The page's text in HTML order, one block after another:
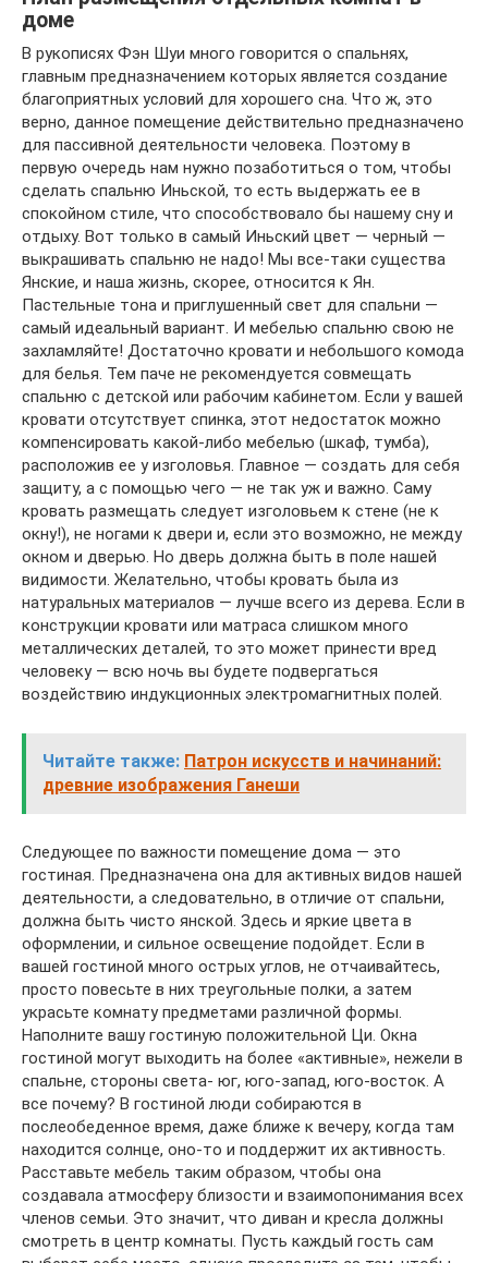
доме
В рукописях Фэн Шуи много говорится о спальнях,
главным предназначением которых является создание
благоприятных условий для хорошего сна. Что ж, это
верно, данное помещение действительно предназначено
для пассивной деятельности человека. Поэтому в
первую очередь нам нужно позаботиться о том, чтобы
сделать спальню Иньской, то есть выдержать ее в
спокойном стиле, что способствовало бы нашему сну и
отдыху. Вот только в самый Иньский цвет — черный —
выкрашивать спальню не надо! Мы все-таки существа
Янские, и наша жизнь, скорее, относится к Ян.
Пастельные тона и приглушенный свет для спальни —
самый идеальный вариант. И мебелью спальню свою не
захламляйте! Достаточно кровати и небольшого комода
для белья. Тем паче не рекомендуется совмещать
спальню с детской или рабочим кабинетом. Если у вашей
кровати отсутствует спинка, этот недостаток можно
компенсировать какой-либо мебелью (шкаф, тумба),
расположив ее у изголовья. Главное — создать для себя
защиту, а с помощью чего — не так уж и важно. Саму
кровать размещать следует изголовьем к стене (не к
окну!), не ногами к двери и, если это возможно, не между
окном и дверью. Но дверь должна быть в поле нашей
видимости. Желательно, чтобы кровать была из
натуральных материалов — лучше всего из дерева. Если в
конструкции кровати или матраса слишком много
металлических деталей, то это может принести вред
человеку — всю ночь вы будете подвергаться
воздействию индукционных электромагнитных полей.
Читайте также: Патрон искусств и начинаний:
древние изображения Ганеши
Следующее по важности помещение дома — это
гостиная. Предназначена она для активных видов нашей
деятельности, а следовательно, в отличие от спальни,
должна быть чисто янской. Здесь и яркие цвета в
оформлении, и сильное освещение подойдет. Если в
вашей гостиной много острых углов, не отчаивайтесь,
просто повесьте в них треугольные полки, а затем
украсьте комнату предметами различной формы.
Наполните вашу гостиную положительной Ци. Окна
гостиной могут выходить на более «активные», нежели в
спальне, стороны света- юг, юго-запад, юго-восток. А
все почему? В гостиной люди собираются в
послеобеденное время, даже ближе к вечеру, когда там
находится солнце, оно-то и поддержит их активность.
Расставьте мебель таким образом, чтобы она
создавала атмосферу близости и взаимопонимания всех
членов семьи. Это значит, что диван и кресла должны
смотреть в центр комнаты. Пусть каждый гость сам